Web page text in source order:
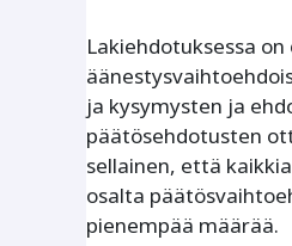
Lakiehdotuksessa
ja kysymysten ja
päätösehdotusten
sellainen, että
osalta
pienempää määrää.